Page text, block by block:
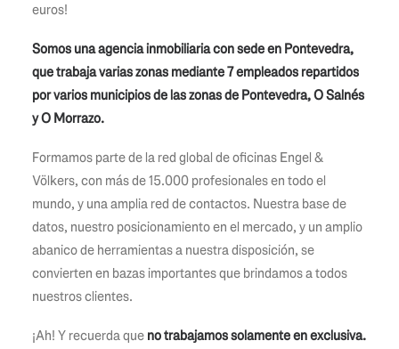
euros!
Somos una agencia inmobiliaria con sede en Pontevedra,
que trabaja varias zonas mediante 7 empleados repartidos
por varios municipios de las zonas de Pontevedra, O Salnés
y O Morrazo.
Formamos parte de la red global de oficinas Engel &
Völkers, con más de 15.000 profesionales en todo el
mundo, y una amplia red de contactos. Nuestra base de
datos, nuestro posicionamiento en el mercado, y un amplio
abanico de herramientas a nuestra disposición, se
convierten en bazas importantes que brindamos a todos
nuestros clientes.
¡Ah! Y recuerda que no trabajamos solamente en exclusiva.